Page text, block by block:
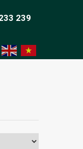
239